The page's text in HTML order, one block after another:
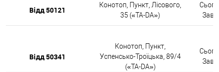
Відд 50121
Конотоп, Пункт, Лісового,
35 («TA-DA»)
Відд 50341
Конотоп, Пункт,
Успенсько-Троїцька, 89/4
(«TA-DA»)